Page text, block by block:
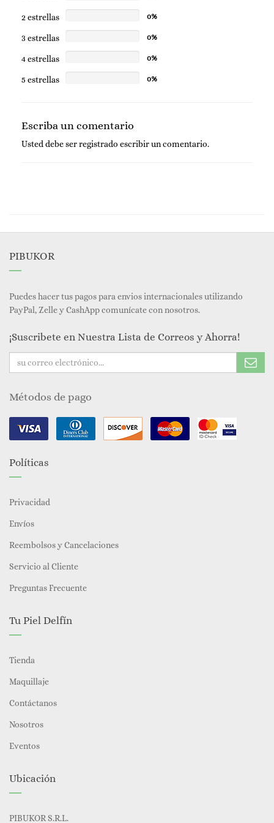
uso continuo.
2 estrellas 0%
3 estrellas 0%
4 estrellas 0%
5 estrellas 0%
Escriba un comentario
Usted debe serregistrado escribir un comentario.
PIBUKOR
Puedes hacer tus pagos para envios internacionales utilizando
PayPal, Zelle y CashApp comunícate con nosotros.
¡Suscribete en Nuestra Lista de Correos y Ahorra!
Métodos de pago
Políticas
Privacidad
Envíos
Reembolsos y Cancelaciones
Servicio al Cliente
Preguntas Frecuente
Tu Piel Delfín
Tienda
Maquillaje
Contáctanos
Nosotros
Eventos
Ubicación
PIBUKOR S.R.L.